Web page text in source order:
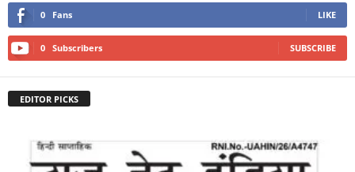
0 Fans LIKE
0 Subscribers SUBSCRIBE
EDITOR PICKS